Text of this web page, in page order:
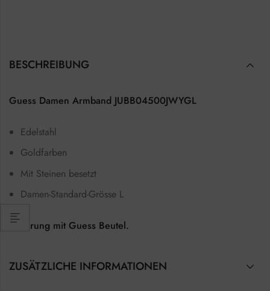
BESCHREIBUNG
Guess Damen Armband JUBB04500JWYGL
Edelstahl
Goldfarben
Mit Steinen besetzt
Damen-Standard-Grösse L
Lieferung mit Guess Beutel.
ZUSÄTZLICHE INFORMATIONEN